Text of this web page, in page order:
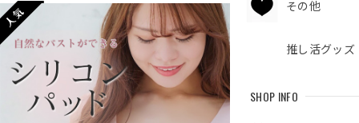
その他
推し活グッズ
SHOP INFO